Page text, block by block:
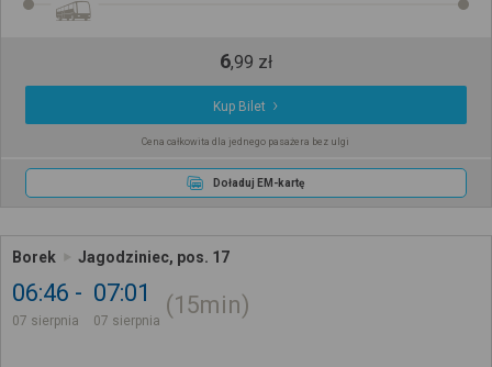
6,99 zł
Kup Bilet
Cena całkowita dla jednego pasażera bez ulgi
Doładuj EM-kartę
Borek Jagodziniec, pos. 17
06:46
07 sierpnia
07:01
07 sierpnia
15min